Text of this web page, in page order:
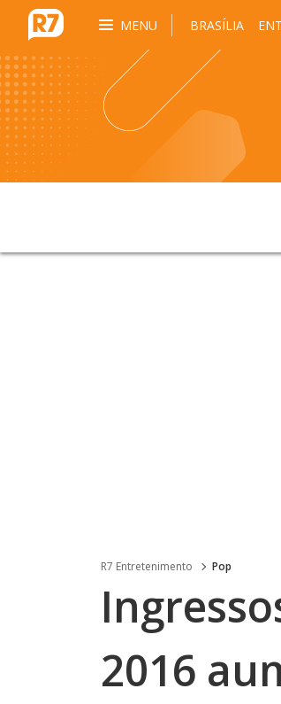
MENU BRASÍLIA
R7 Entretenimento Pop
2016